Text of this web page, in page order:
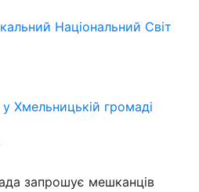
Національний Світ
у Хмельницькій громаді
запрошує мешканців